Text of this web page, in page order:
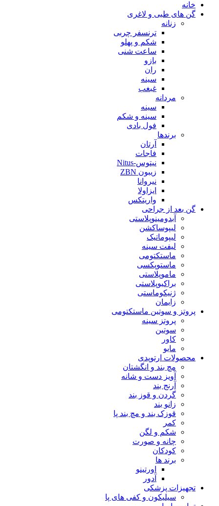
خانه
گن های طبی و لاغری
زنانه
ترنسفر چربی
شکم و پهلو
ساعت شنی
بازو
ران
سینه
غبغب
مردانه
سینه
سینه و شکم
فول بادی
برندها
آرتان
فاجات
نیتوس-Nitus
زیبون ZBN
نیروانا
ایزاولا
واریتکس
گن بعد از جراحی
آبدومینوپلاستی
لیپوساکشن
لیپوماتیک
لیفت سینه
ماستکتومی
ماستوپکسی
ماموپلاستی
براکیوپلاستی
ژنیکوماستی
زایمان
پروتز و سوتین ماستکتومی
پروتز سینه
سوتین
کاور
مایو
محصولات ارتوپدی
مچ بند و انگشتان
آویز دست و شانه
آرنج بند
گردن و قوز بند
زانو بند
قوزک بند و مچ بند پا
کمر
شکم و لگن
چانه و صورت
کودکان
برند ها
اورتینو
آدور
تجهیزات پزشکی
سیلیکون و کفی های پا